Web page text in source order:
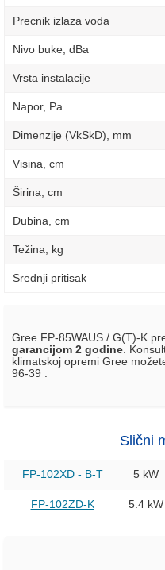
Precnik izlaza voda
Nivo buke, dBa
Vrsta instalacije
Napor, Pa
Dimenzije (VkSkD), mm
Visina, сm
Širina, сm
Dubina, сm
Težina, kg
Srednji pritisak
Gree FP-85WAUS / G(T)-K
garancijom 2 godine .
klimatskoj opremi Gree
96-39 .
Slični
FP-102XD - B-T 5 kW
FP-102ZD-K 5.4 kW